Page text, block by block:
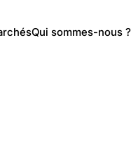
Qui sommes-nous ?